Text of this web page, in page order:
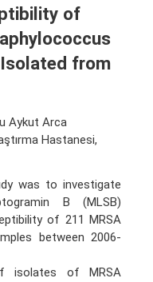
of
from
Aykut Arca
Hastanesi,
was to investigate
B (MLSB)
of 211 MRSA
between 2006-
isolates of MRSA